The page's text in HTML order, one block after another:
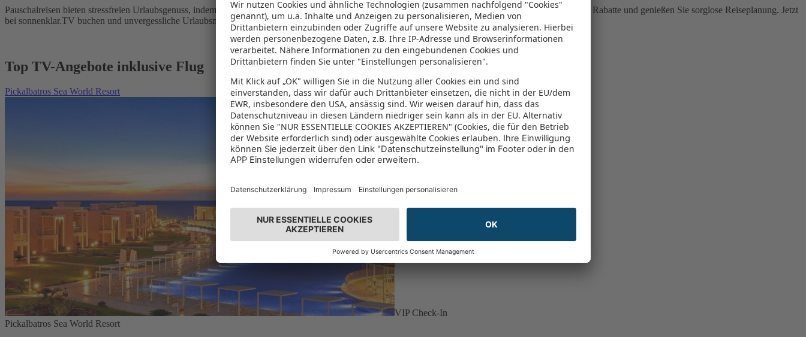
Pauschalreisen bieten stressfreien Urlaubsgenuss, indem Flug und Hotel in einem Paket kombiniert werden – das spart Zeit und Geld. Nutzen Sie attraktive Rabatte und genießen Sie sorglose Reiseplanung. Jetzt
bei sonnenklar.TV buchen und unvergessliche Urlaubsmomente erleben!
Top TV-Angebote inklusive Flug
Pickalbatros Sea World Resort
VIP Check-In
Pickalbatros Sea World Resort